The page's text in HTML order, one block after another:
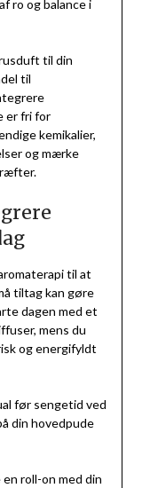
ro og balance i
til din
til
er fri for
kemikalier,
og mærke
til at
tiltag kan gøre
dagen med et
mens du
og energifyldt
før sengetid ved
din hovedpude
roll-on med din